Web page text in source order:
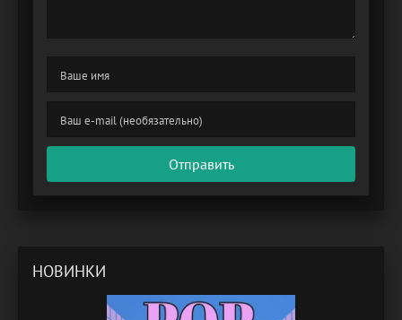
Отправить
НОВИНКИ